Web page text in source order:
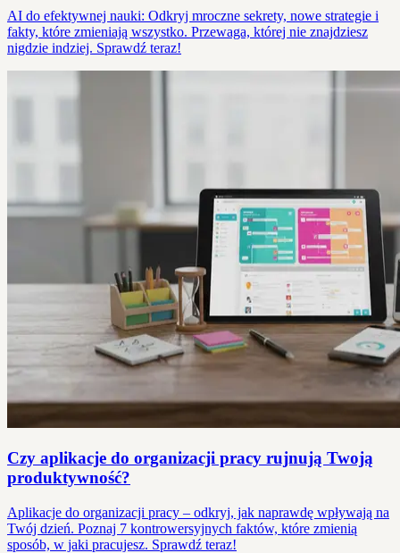
AI do efektywnej nauki: Odkryj mroczne sekrety, nowe strategie i
fakty, które zmieniają wszystko. Przewaga, której nie znajdziesz
nigdzie indziej. Sprawdź teraz!
Czy aplikacje do organizacji pracy rujnują Twoją
produktywność?
Aplikacje do organizacji pracy – odkryj, jak naprawdę wpływają na
Twój dzień. Poznaj 7 kontrowersyjnych faktów, które zmienią
sposób, w jaki pracujesz. Sprawdź teraz!